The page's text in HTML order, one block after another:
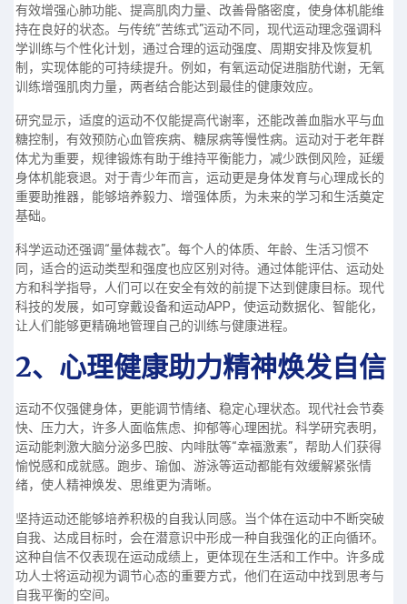
有效增强心肺功能、提高肌肉力量、改善骨骼密度，使身体机能维
持在良好的状态。与传统“苦练式”运动不同，现代运动理念强调科
学训练与个性化计划，通过合理的运动强度、周期安排及恢复机
制，实现体能的可持续提升。例如，有氧运动促进脂肪代谢，无氧
训练增强肌肉力量，两者结合能达到最佳的健康效应。
研究显示，适度的运动不仅能提高代谢率，还能改善血脂水平与血
糖控制，有效预防心血管疾病、糖尿病等慢性病。运动对于老年群
体尤为重要，规律锻炼有助于维持平衡能力，减少跌倒风险，延缓
身体机能衰退。对于青少年而言，运动更是身体发育与心理成长的
重要助推器，能够培养毅力、增强体质，为未来的学习和生活奠定
基础。
科学运动还强调“量体裁衣”。每个人的体质、年龄、生活习惯不
同，适合的运动类型和强度也应区别对待。通过体能评估、运动处
方和科学指导，人们可以在安全有效的前提下达到健康目标。现代
科技的发展，如可穿戴设备和运动APP，使运动数据化、智能化，
让人们能够更精确地管理自己的训练与健康进程。
2、心理健康助力精神焕发自信
运动不仅强健身体，更能调节情绪、稳定心理状态。现代社会节奏
快、压力大，许多人面临焦虑、抑郁等心理困扰。科学研究表明，
运动能刺激大脑分泌多巴胺、内啡肽等“幸福激素”，帮助人们获得
愉悦感和成就感。跑步、瑜伽、游泳等运动都能有效缓解紧张情
绪，使人精神焕发、思维更为清晰。
坚持运动还能够培养积极的自我认同感。当个体在运动中不断突破
自我、达成目标时，会在潜意识中形成一种自我强化的正向循环。
这种自信不仅表现在运动成绩上，更体现在生活和工作中。许多成
功人士将运动视为调节心态的重要方式，他们在运动中找到思考与
自我平衡的空间。